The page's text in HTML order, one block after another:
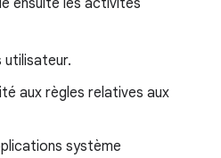
ensuite les activités
aux règles relatives aux
système